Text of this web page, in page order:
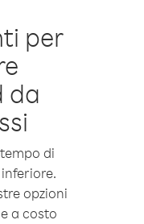
per
da
di
opzioni
a costo